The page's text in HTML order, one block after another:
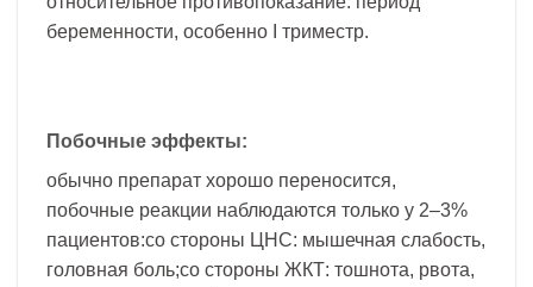
беременности, особенно I триместр.
Побочные эффекты:
обычно препарат хорошо переносится,
побочные реакции наблюдаются только у 2–3%
пациентов:со стороны ЦНС: мышечная слабость,
головная боль;со стороны ЖКТ: тошнота, рвота,